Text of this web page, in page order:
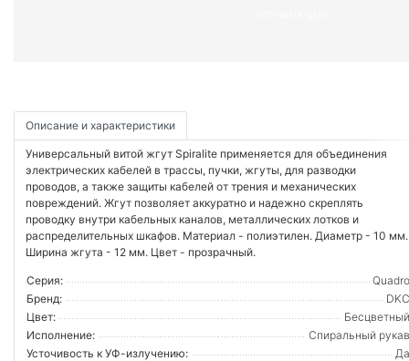
Описание и характеристики
Универсальный витой жгут Spiralite применяется для объединения
электрических кабелей в трассы, пучки, жгуты, для разводки
проводов, а также защиты кабелей от трения и механических
повреждений. Жгут позволяет аккуратно и надежно скреплять
проводку внутри кабельных каналов, металлических лотков и
распределительных шкафов. Материал - полиэтилен. Диаметр - 10 мм.
Ширина жгута - 12 мм. Цвет - прозрачный.
Серия:
Quadro
Бренд:
DKC
Цвет:
Бесцветный
Исполнение:
Спиральный рукав
Усточивость к УФ-излучению:
Да